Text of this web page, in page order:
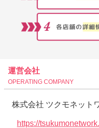
運営会社
OPERATING COMPANY
株式会社 ツクモネット
https://